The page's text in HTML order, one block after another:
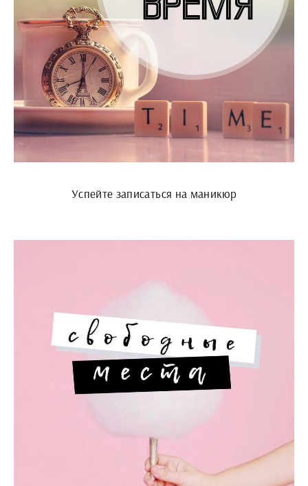
Успейте записаться на маникюр